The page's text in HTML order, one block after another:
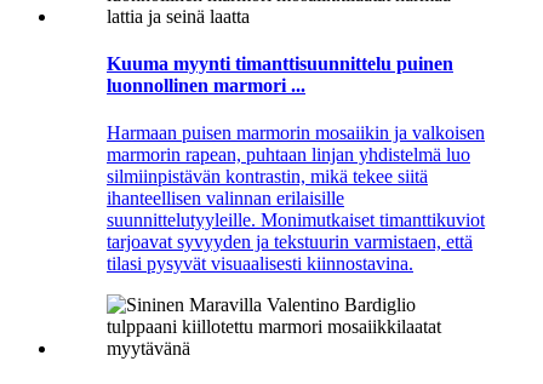
Kuuma myynti timanttisuunnittelu puinen
luonnollinen marmori ...
Harmaan puisen marmorin mosaiikin ja valkoisen
marmorin rapean, puhtaan linjan yhdistelmä luo
silmiinpistävän kontrastin, mikä tekee siitä
ihanteellisen valinnan erilaisille
suunnittelutyyleille. Monimutkaiset timanttikuviot
tarjoavat syvyyden ja tekstuurin varmistaen, että
tilasi pysyvät visuaalisesti kiinnostavina.